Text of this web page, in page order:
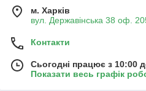
м. Харків
вул. Державінська 38 оф.
Контакти
Сьогодні працює з 10:00
Показати весь графік